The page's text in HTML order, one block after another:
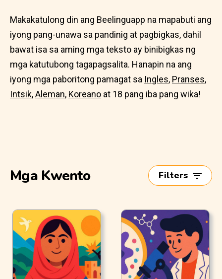
Makakatulong din ang Beelinguapp na mapabuti ang
iyong pang-unawa sa pandinig at pagbigkas, dahil
bawat isa sa aming mga teksto ay binibigkas ng
mga katutubong tagapagsalita. Hanapin na ang
iyong mga paboritong pamagat sa Ingles, Pranses,
Intsik,Aleman, Koreano at 18 pang iba pang wika!
Mga Kwento Filters